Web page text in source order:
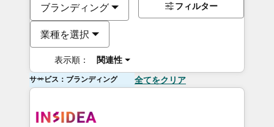
ブランディング
業種を選択
表示順： 関連性
フィルター
サービス：ブランディング 全てをクリア